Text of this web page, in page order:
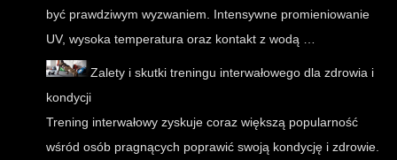
być prawdziwym wyzwaniem. Intensywne promieniowanie
UV, wysoka temperatura oraz kontakt z wodą …
Zalety i skutki treningu interwałowego dla zdrowia i
kondycji
Trening interwałowy zyskuje coraz większą popularność
wśród osób pragnących poprawić swoją kondycję i zdrowie.